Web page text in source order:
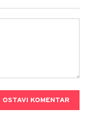
OSTAVI KOMENTAR